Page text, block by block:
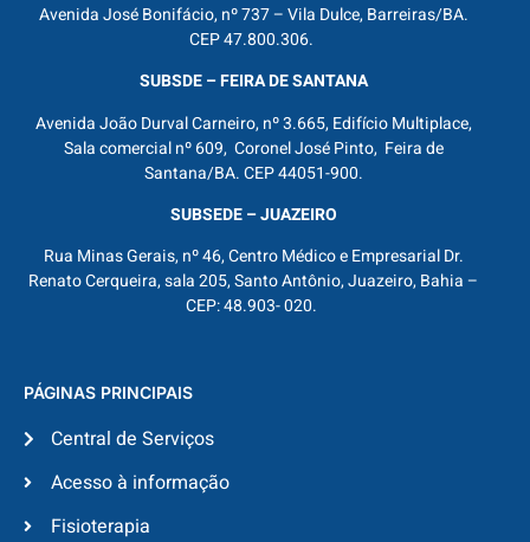
Avenida José Bonifácio, nº 737 – Vila Dulce, Barreiras/BA.
CEP 47.800.306.
SUBSDE – FEIRA DE SANTANA
Avenida João Durval Carneiro, nº 3.665, Edifício Multiplace,
Sala comercial nº 609, Coronel José Pinto, Feira de
Santana/BA. CEP 44051-900.
SUBSEDE – JUAZEIRO
Rua Minas Gerais, nº 46, Centro Médico e Empresarial Dr.
Renato Cerqueira, sala 205, Santo Antônio, Juazeiro, Bahia –
CEP: 48.903- 020.
PÁGINAS PRINCIPAIS
Central de Serviços
Acesso à informação
Fisioterapia